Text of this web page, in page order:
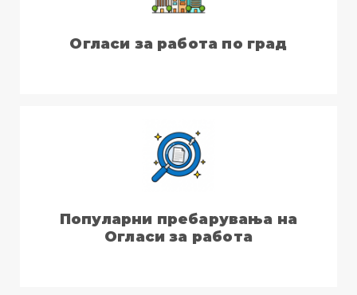
Огласи за работа по град
Популарни пребарувања на
Огласи за работа